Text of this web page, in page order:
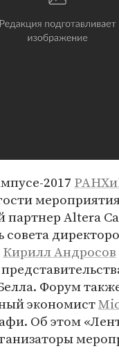
2017
Altera
совета
Кирилл Андросов
Форум
экономист
Об этом